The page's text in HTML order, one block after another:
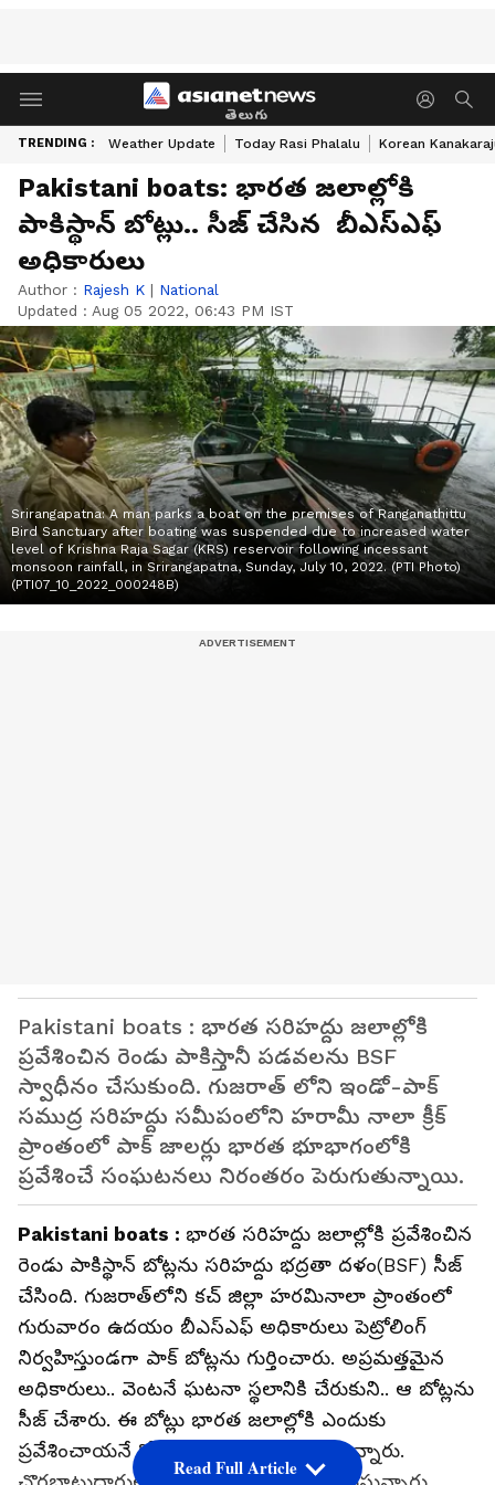
తెలుగు
TRENDING : Weather Update Today Rasi Phalalu Korean
Pakistani boats: భార‌త జ‌లాల్లోకి
పాకిస్థాన్ బోట్లు.. సీజ్ చేసిన బీఎస్​ఎఫ్
అధికారులు​
Author : Rajesh K | National
Updated : Aug 05 2022, 06:43 PM IST
Srirangapatna: A man parks a boat on the premises of Ranganathittu
Bird Sanctuary after boating was suspended due to increased water
level of Krishna Raja Sagar (KRS) reservoir following incessant
monsoon rainfall, in Srirangapatna, Sunday, July 10, 2022. (PTI Photo)
(PTI07_10_2022_000248B)
Pakistani boats : భారత సరిహద్దు జలాల్లోకి
ప్రవేశించిన రెండు పాకిస్తానీ పడవలను BSF
స్వాధీనం చేసుకుంది. గుజరాత్ లోని ఇండో-పాక్
సముద్ర సరిహద్దు సమీపంలోని హరామీ నాలా క్రీక్
ప్రాంతంలో పాక్ జాలర్లు భారత భూభాగంలోకి
ప్రవేశించే సంఘటనలు నిరంతరం పెరుగుతున్నాయి.
Pakistani boats : భారత సరిహద్దు జలాల్లోకి ప్రవేశించిన
రెండు పాకిస్థాన్​ బోట్లను సరిహద్దు భద్రతా దళం(BSF) సీజ్
చేసింది. గుజరాత్‌లోని కచ్​ జిల్లా హరమినాలా ప్రాంతంలో
గురువారం ఉదయం బీఎస్‌ఎఫ్ అధికారులు పెట్రోలింగ్
నిర్వ‌హిస్తుండగా పాక్ బోట్లను గుర్తించారు. అప్రమత్తమైన
అధికారులు.. వెంటనే ఘటనా స్థలానికి చేరుకుని.. ఆ బోట్ల‌ను
సీజ్ చేశారు. ఈ బోట్లు భారత జలాల్లోకి ఎందుకు
ప్రవేశించాయనే కోణంలో దర్యాప్తు చేపడుతున్నారు.
Read Full Article